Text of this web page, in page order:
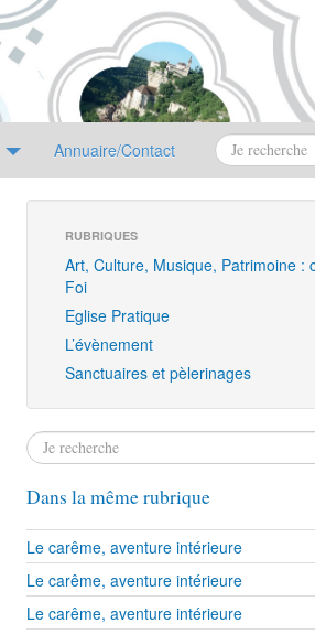
Annuaire/Contact
RUBRIQUES
Art, Culture, Musique, Patrimoine :
Foi
Eglise Pratique
L’évènement
Sanctuaires et pèlerinages
Dans la même rubrique
Le carême, aventure intérieure
Le carême, aventure intérieure
Le carême, aventure intérieure